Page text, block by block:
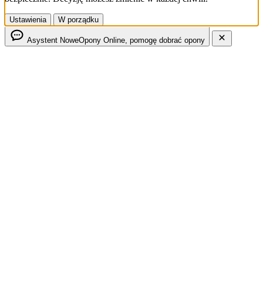
Ustawienia W porządku
Asystent NoweOpony Online, pomogę dobrać opony